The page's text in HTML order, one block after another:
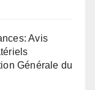
Avis
Générale du